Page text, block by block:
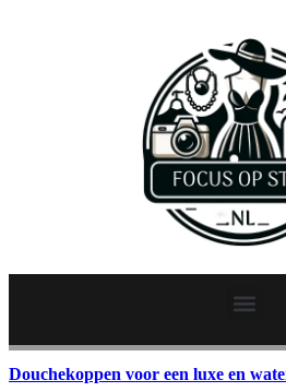
Douchekoppen voor een luxe en